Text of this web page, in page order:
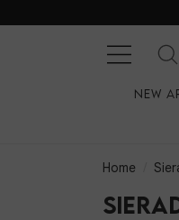
New
Home